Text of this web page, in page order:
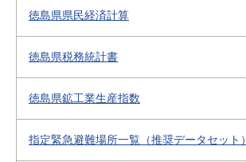
徳島県県民経済計算
徳島県税務統計書
徳島県鉱工業生産指数
指定緊急避難場所一覧（推奨データセット）